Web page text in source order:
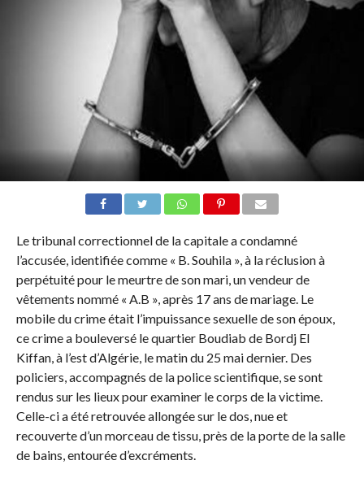
Le tribunal correctionnel de la capitale a condamné
l’accusée, identifiée comme « B. Souhila », à la réclusion à
perpétuité pour le meurtre de son mari, un vendeur de
vêtements nommé « A.B », après 17 ans de mariage. Le
mobile du crime était l’impuissance sexuelle de son époux,
ce crime a bouleversé le quartier Boudiab de Bordj El
Kiffan, à l’est d’Algérie, le matin du 25 mai dernier. Des
policiers, accompagnés de la police scientifique, se sont
rendus sur les lieux pour examiner le corps de la victime.
Celle-ci a été retrouvée allongée sur le dos, nue et
recouverte d’un morceau de tissu, près de la porte de la salle
de bains, entourée d’excréments.